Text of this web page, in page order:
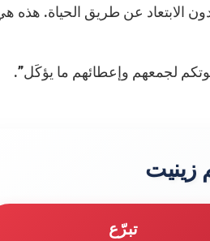
الابتعاد عن طريق الحياة.
لجمعهم وإعطائهم ما يؤكَل”.
زينيت
تبرّع